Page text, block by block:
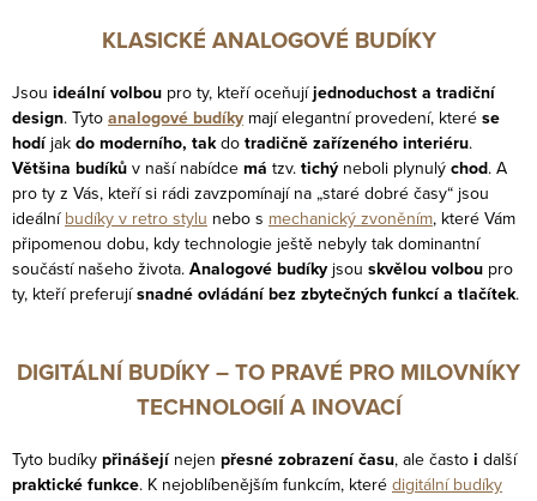
ý
p
i
s
u
KLASICKÉ ANALOGOVÉ BUDÍKY
Jsou ideální volbou pro ty, kteří oceňujíjednoduchost a tradiční
design. Tyto analogové budíky mají elegantní provedení, které se
hodíjak do moderního, takdo tradičně zařízeného interiéru.
Většina budíků v naší nabídce má tzv. tichý neboli plynulý chod. A
pro ty z Vás, kteří si rádi zavzpomínají na „staré dobré časy“ jsou
ideální budíky v retro stylu nebo s mechanický zvoněním, které Vám
připomenou dobu, kdy technologie ještě nebyly tak dominantní
součástí našeho života. Analogové budíky jsou skvělou volbou pro
ty, kteří preferujísnadné ovládání bez zbytečných funkcí a tlačítek.
DIGITÁLNÍ BUDÍKY – TO PRAVÉ PRO MILOVNÍKY
TECHNOLOGIÍ A INOVACÍ
Tyto budíky přinášejínejen přesné zobrazení času, ale často i další
praktické funkce. K nejoblíbenějším funkcím, které digitální budíky